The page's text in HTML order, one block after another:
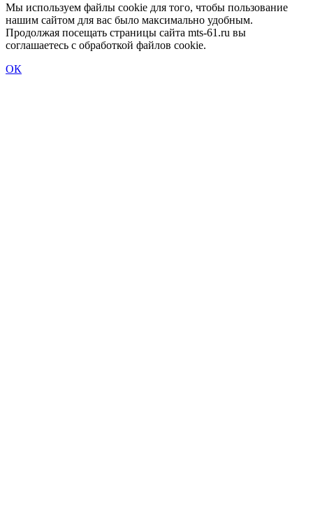
Мы используем файлы cookie для того, чтобы пользование
нашим сайтом для вас было максимально удобным.
Продолжая посещать страницы сайта mts-61.ru вы
соглашаетесь с обработкой файлов cookie.
ОК